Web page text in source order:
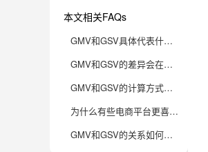
本文相关FAQs
GMV和GSV具体代表什么？二者在电商业绩分析中的意义分别如何？
GMV和GSV的差异会在哪些场景下变得尤为重要？
GMV和GSV的计算方式具体有哪些差异？实际统计过程中存在哪些容易忽视的问题？
为什么有些电商平台更喜欢宣传GMV，而不是GSV？
GMV和GSV的关系如何影响电商企业的运营和决策？